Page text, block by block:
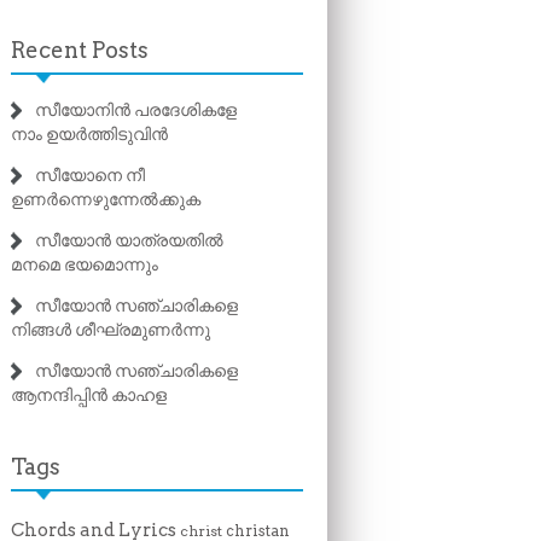
Recent Posts
സീയോനിൻ പരദേശികളേ
നാം ഉയർത്തിടുവിൻ
സീയോനെ നീ
ഉണർന്നെഴുന്നേൽക്കുക
സീയോൻ യാത്രയതിൽ
മനമെ ഭയമൊന്നും
സീയോൻ സഞ്ചാരികളെ
നിങ്ങൾ ശീഘ്രമുണർന്നു
സീയോൻ സഞ്ചാരികളെ
ആനന്ദിപ്പിൻ കാഹള
Tags
Chords and Lyrics christ christan